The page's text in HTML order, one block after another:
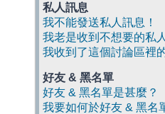
私人訊息
我不能發送私人訊息！
我老是收到不想要的私
我收到了這個討論區裡
好友 & 黑名單
好友 & 黑名單是甚麼？
我要如何於好友 & 黑名